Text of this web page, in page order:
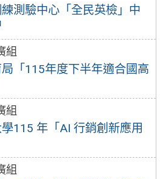
測驗中心「全民英檢」中
組
「115年度下半年適合國高
組
115 年「AI 行銷創新應用
組